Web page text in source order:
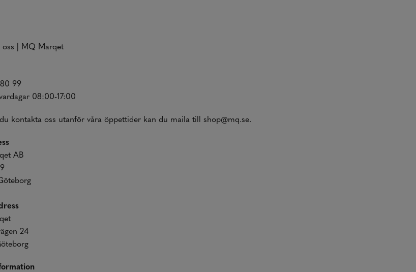
oss | MQ Marqet
99
08:00-17:00
kontakta oss utanför våra öppettider kan du maila till shop@mq.se.
AB
24